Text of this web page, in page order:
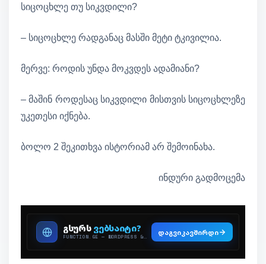
სიცოცხლე თუ სიკვდილი?
– სიცოცხლე რადგანაც მასში მეტი ტკივილია.
მერვე: როდის უნდა მოკვდეს ადამიანი?
– მაშინ როდესაც სიკვდილი მისთვის სიცოცხლეზე
უკეთესი იქნება.
ბოლო 2 შეკითხვა ისტორიამ არ შემოინახა.
ინდური გადმოცემა